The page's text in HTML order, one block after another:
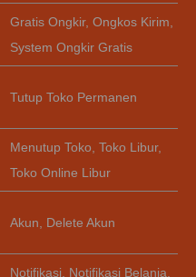
Gratis Ongkir, Ongkos Kirim,
System Ongkir Gratis
Tutup Toko Permanen
Menutup Toko, Toko Libur,
Toko Online Libur
Akun, Delete Akun
Notifikasi, Notifikasi Belanja,